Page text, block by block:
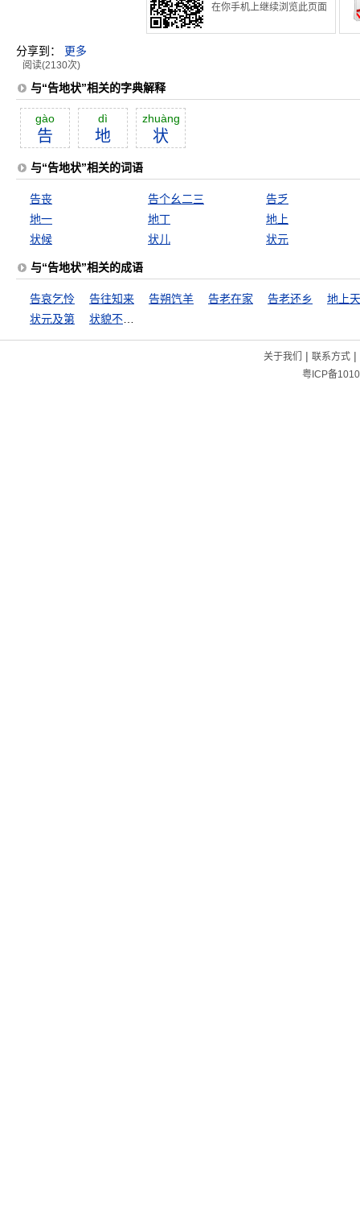
在你手机上继续浏览此页面
分享到： 更多
阅读(2130次)
与“告地状”相关的字典解释
gào
告
dì
地
zhuàng
状
与“告地状”相关的词语
告丧 告个幺二三
告乏
地一
地丁
地上
状候
状儿 状元
与“告地状”相关的成语
告哀乞怜 告往知来 告朔饩羊 告老在家 告老还乡
地上
状元及第
关于我们 | 联系方式|
粤ICP备